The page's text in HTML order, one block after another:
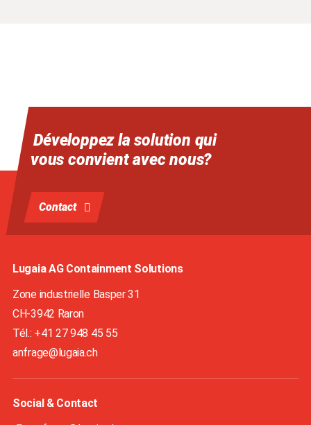
Développez la solution qui
vous convient avec nous?
Contact
Lugaia AG Containment Solutions
Zone industrielle Basper 31
CH-3942 Raron
Tél.: +41 27 948 45 55
anfrage@lugaia.ch
Social & Contact